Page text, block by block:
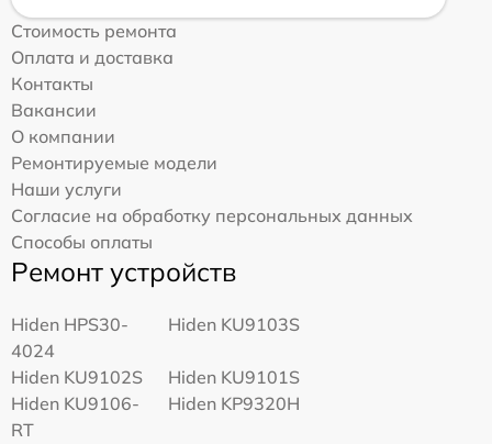
Стоимость ремонта
Оплата и доставка
Контакты
Вакансии
О компании
Ремонтируемые модели
Наши услуги
Согласие на обработку персональных данных
Способы оплаты
Ремонт устройств
Hiden HPS30-
4024
Hiden KU9103S
Hiden KU9102S
Hiden KU9101S
Hiden KU9106-
RT
Hiden KP9320H